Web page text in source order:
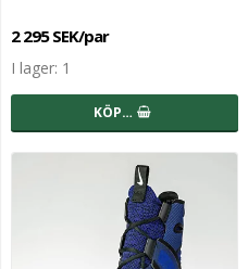
2 295 SEK/par
I lager: 1
KÖP…